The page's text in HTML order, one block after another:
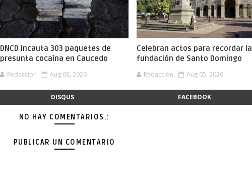
DNCD incauta 303 paquetes de
presunta cocaína en Caucedo
Redacción Aug 08, 2026
Celebran actos para recordar la
fundación de Santo Domingo
Redacción Aug 05, 2026
DISQUS FACEBOOK
NO HAY COMENTARIOS.:
PUBLICAR UN COMENTARIO